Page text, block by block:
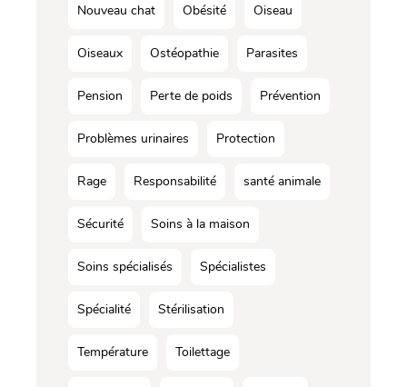
Nouveau chat Obésité Oiseau
Oiseaux Ostéopathie Parasites
Pension Perte de poids Prévention
Problèmes urinaires Protection
Rage Responsabilité santé animale
Sécurité Soins à la maison
Soins spécialisés Spécialistes
Spécialité Stérilisation
Température Toilettage